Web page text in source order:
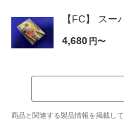
【FC】 スー
4,680 円〜
商品と関連する製品情報を掲載し